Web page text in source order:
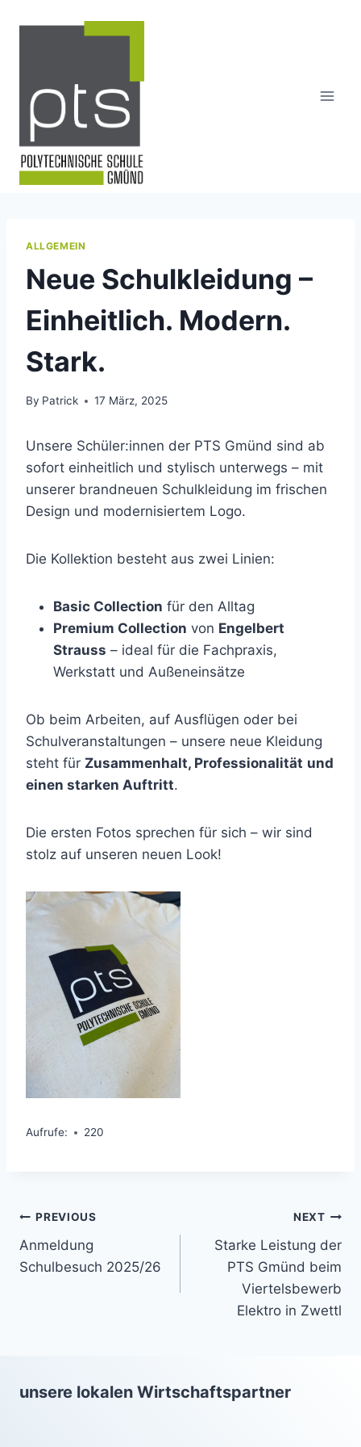
ALLGEMEIN
Neue Schulkleidung –
Einheitlich. Modern.
Stark.
By Patrick 17 März, 2025
Unsere Schüler:innen der PTS Gmünd sind ab
sofort einheitlich und stylisch unterwegs – mit
unserer brandneuen Schulkleidung im frischen
Design und modernisiertem Logo.
Die Kollektion besteht aus zwei Linien:
Basic Collection für den Alltag
Premium Collection von Engelbert
Strauss – ideal für die Fachpraxis,
Werkstatt und Außeneinsätze
Ob beim Arbeiten, auf Ausflügen oder bei
Schulveranstaltungen – unsere neue Kleidung
steht für Zusammenhalt, Professionalität und
einen starken Auftritt.
Die ersten Fotos sprechen für sich – wir sind
stolz auf unseren neuen Look!
Aufrufe: 220
Beitragsnavigation
PREVIOUS
Anmeldung
Schulbesuch 2025/26
NEXT
Starke Leistung der
PTS Gmünd beim
Viertelsbewerb
Elektro in Zwettl
unsere lokalen Wirtschaftspartner